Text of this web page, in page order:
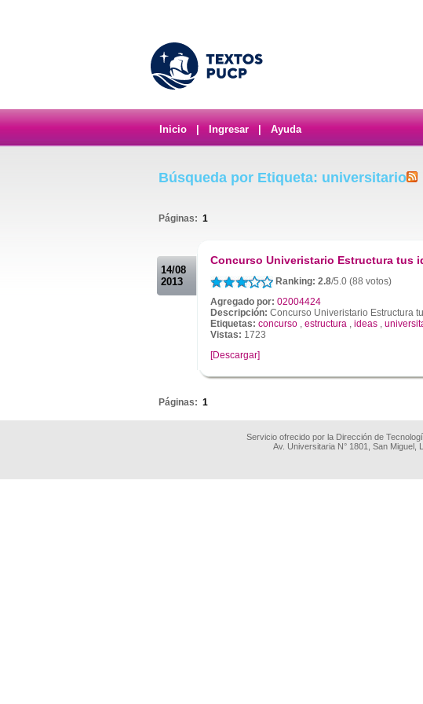
Inicio Ingresar Ayuda
Búsqueda por Etiqueta: universitario
Páginas: 1
14/08
2013
Concurso Univeristario Estructura tus
Ranking: 2.8/5.0 (88 votos)
Agregado por: 02004424
Descripción: Concurso Univeristario Estructura
Etiquetas: concurso , estructura , ideas ,
Vistas: 1723
[Descargar]
Páginas: 1
Servicio ofrecido por la Dirección de
Av. Universitaria N° 1801, San